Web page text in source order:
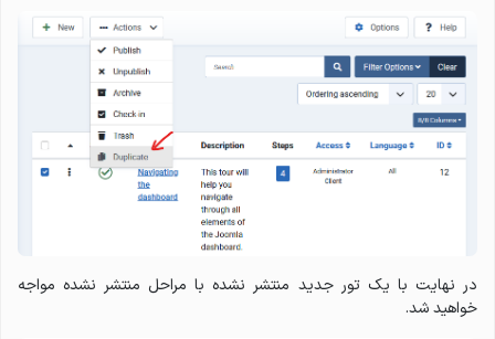
در نهایت با یک تور جدید منتشر نشده با مراحل منتشر نشده مواجه
خواهید شد.